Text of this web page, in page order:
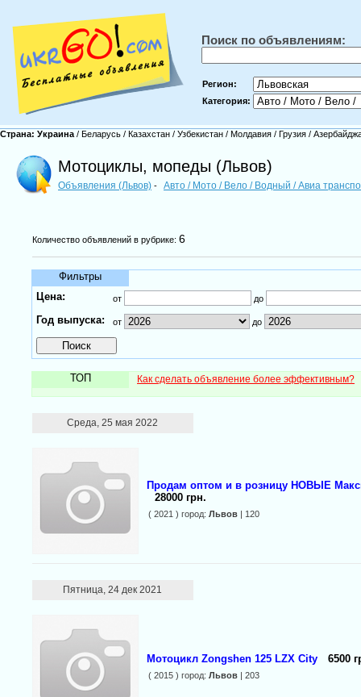
Поиск по объявлениям:
Регион:
Категория:
Страна: Украина / Беларусь / Казахстан / Узбекистан / Молдавия / Грузия /
Мотоциклы, мопеды (Львов)
Объявления (Львов) - Авто / Мото / Вело / Водный / Авиа
Количество объявлений в рубрике: 6
Фильтры
Цена:
от до
Год выпуска: от до
ТОП Как сделать объявление более эффективным?
Среда, 25 мая 2022
Продам оптом и в розницу НОВЫЕ
28000 грн.
( 2021 ) город: Львов | 120
Пятница, 24 дек 2021
Мотоцикл Zongshen 125 LZX City 6500
( 2015 ) город: Львов | 203